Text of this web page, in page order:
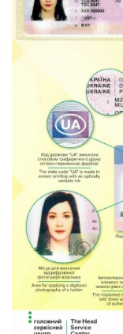
Словенія,
Туркменістан,
Україна,
Хорватія,
Швеція.